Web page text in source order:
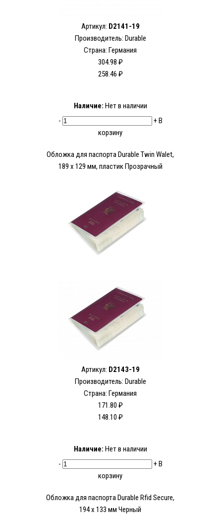
Артикул: D2141-19
Производитель: Durable
Страна: Германия
304.98 ₽
258.46 ₽
Наличие: Нет в наличии
-
+В
корзину
Обложка для паспорта Durable Twin Walet,
189 x 129 мм, пластик Прозрачный
Артикул: D2143-19
Производитель: Durable
Страна: Германия
171.80 ₽
148.10 ₽
Наличие: Нет в наличии
-
+В
корзину
Обложка для паспорта Durable Rfid Secure,
194 х 133 мм Черный